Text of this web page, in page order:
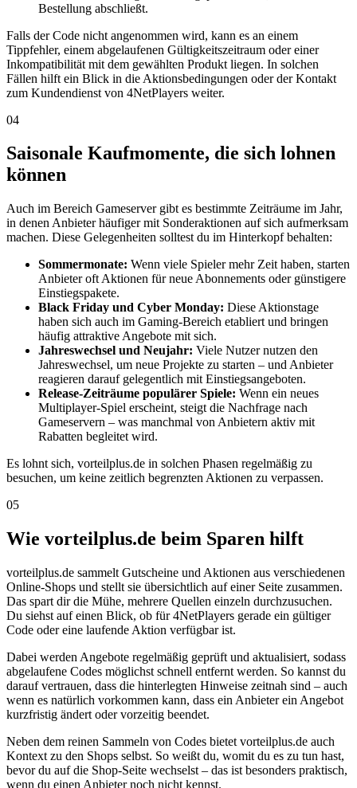
Bestellung abschließt.
Falls der Code nicht angenommen wird, kann es an einem
Tippfehler, einem abgelaufenen Gültigkeitszeitraum oder einer
Inkompatibilität mit dem gewählten Produkt liegen. In solchen
Fällen hilft ein Blick in die Aktionsbedingungen oder der Kontakt
zum Kundendienst von 4NetPlayers weiter.
04
Saisonale Kaufmomente, die sich lohnen
können
Auch im Bereich Gameserver gibt es bestimmte Zeiträume im Jahr,
in denen Anbieter häufiger mit Sonderaktionen auf sich aufmerksam
machen. Diese Gelegenheiten solltest du im Hinterkopf behalten:
Sommermonate: Wenn viele Spieler mehr Zeit haben, starten
Anbieter oft Aktionen für neue Abonnements oder günstigere
Einstiegspakete.
Black Friday und Cyber Monday: Diese Aktionstage
haben sich auch im Gaming-Bereich etabliert und bringen
häufig attraktive Angebote mit sich.
Jahreswechsel und Neujahr: Viele Nutzer nutzen den
Jahreswechsel, um neue Projekte zu starten – und Anbieter
reagieren darauf gelegentlich mit Einstiegsangeboten.
Release-Zeiträume populärer Spiele: Wenn ein neues
Multiplayer-Spiel erscheint, steigt die Nachfrage nach
Gameservern – was manchmal von Anbietern aktiv mit
Rabatten begleitet wird.
Es lohnt sich, vorteilplus.de in solchen Phasen regelmäßig zu
besuchen, um keine zeitlich begrenzten Aktionen zu verpassen.
05
Wie vorteilplus.de beim Sparen hilft
vorteilplus.de sammelt Gutscheine und Aktionen aus verschiedenen
Online-Shops und stellt sie übersichtlich auf einer Seite zusammen.
Das spart dir die Mühe, mehrere Quellen einzeln durchzusuchen.
Du siehst auf einen Blick, ob für 4NetPlayers gerade ein gültiger
Code oder eine laufende Aktion verfügbar ist.
Dabei werden Angebote regelmäßig geprüft und aktualisiert, sodass
abgelaufene Codes möglichst schnell entfernt werden. So kannst du
darauf vertrauen, dass die hinterlegten Hinweise zeitnah sind – auch
wenn es natürlich vorkommen kann, dass ein Anbieter ein Angebot
kurzfristig ändert oder vorzeitig beendet.
Neben dem reinen Sammeln von Codes bietet vorteilplus.de auch
Kontext zu den Shops selbst. So weißt du, womit du es zu tun hast,
bevor du auf die Shop-Seite wechselst – das ist besonders praktisch,
wenn du einen Anbieter noch nicht kennst.